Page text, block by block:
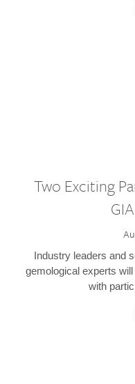
Two Exciting
Industry leaders and
gemological experts
with